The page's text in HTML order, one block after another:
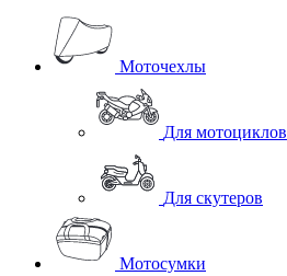
Моточехлы
Для мотоциклов
Для скутеров
Мотосумки